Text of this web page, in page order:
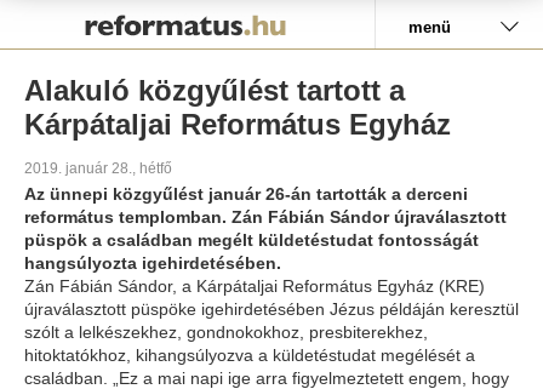
menü
Alakuló közgyűlést tartott a
Kárpátaljai Református Egyház
2019. január 28., hétfő
Az ünnepi közgyűlést január 26-án tartották a derceni
református templomban. Zán Fábián Sándor újraválasztott
püspök a családban megélt küldetéstudat fontosságát
hangsúlyozta igehirdetésében.
Zán Fábián Sándor, a Kárpátaljai Református Egyház (KRE)
újraválasztott püspöke igehirdetésében Jézus példáján keresztül
szólt a lelkészekhez, gondnokokhoz, presbiterekhez,
hitoktatókhoz, kihangsúlyozva a küldetéstudat megélését a
családban. „Ez a mai napi ige arra figyelmeztetett engem, hogy